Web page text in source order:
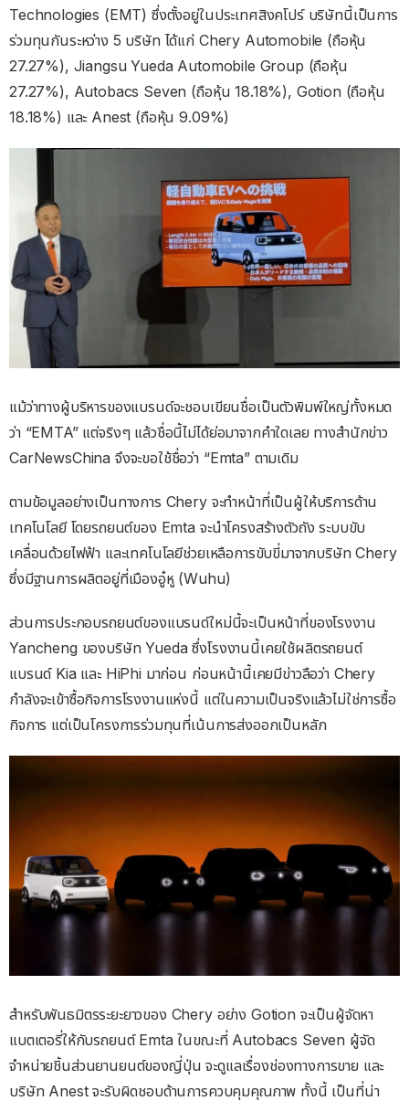
Technologies (EMT) ซึ่งตั้งอยู่ในประเทศสิงคโปร์ บริษัทนี้เป็นการ
ร่วมทุนกันระหว่าง 5 บริษัท ได้แก่ Chery Automobile (ถือหุ้น
27.27%), Jiangsu Yueda Automobile Group (ถือหุ้น
27.27%), Autobacs Seven (ถือหุ้น 18.18%), Gotion (ถือหุ้น
18.18%) และ Anest (ถือหุ้น 9.09%)
แม้ว่าทางผู้บริหารของแบรนด์จะชอบเขียนชื่อเป็นตัวพิมพ์ใหญ่ทั้งหมด
ว่า “EMTA” แต่จริงๆ แล้วชื่อนี้ไม่ได้ย่อมาจากคำใดเลย ทางสำนักข่าว
CarNewsChina จึงจะขอใช้ชื่อว่า “Emta” ตามเดิม
ตามข้อมูลอย่างเป็นทางการ Chery จะทำหน้าที่เป็นผู้ให้บริการด้าน
เทคโนโลยี โดยรถยนต์ของ Emta จะนำโครงสร้างตัวถัง ระบบขับ
เคลื่อนด้วยไฟฟ้า และเทคโนโลยีช่วยเหลือการขับขี่มาจากบริษัท Chery
ซึ่งมีฐานการผลิตอยู่ที่เมืองอู๋หู (Wuhu)
ส่วนการประกอบรถยนต์ของแบรนด์ใหม่นี้จะเป็นหน้าที่ของโรงงาน
Yancheng ของบริษัท Yueda ซึ่งโรงงานนี้เคยใช้ผลิตรถยนต์
แบรนด์ Kia และ HiPhi มาก่อน ก่อนหน้านี้เคยมีข่าวลือว่า Chery
กำลังจะเข้าซื้อกิจการโรงงานแห่งนี้ แต่ในความเป็นจริงแล้วไม่ใช่การซื้อ
กิจการ แต่เป็นโครงการร่วมทุนที่เน้นการส่งออกเป็นหลัก
สำหรับพันธมิตรระยะยาวของ Chery อย่าง Gotion จะเป็นผู้จัดหา
แบตเตอรี่ให้กับรถยนต์ Emta ในขณะที่ Autobacs Seven ผู้จัด
จำหน่ายชิ้นส่วนยานยนต์ของญี่ปุ่น จะดูแลเรื่องช่องทางการขาย และ
บริษัท Anest จะรับผิดชอบด้านการควบคุมคุณภาพ ทั้งนี้ เป็นที่น่า